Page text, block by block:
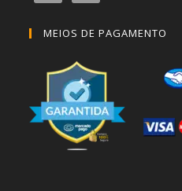
MEIOS DE PAGAMENTO